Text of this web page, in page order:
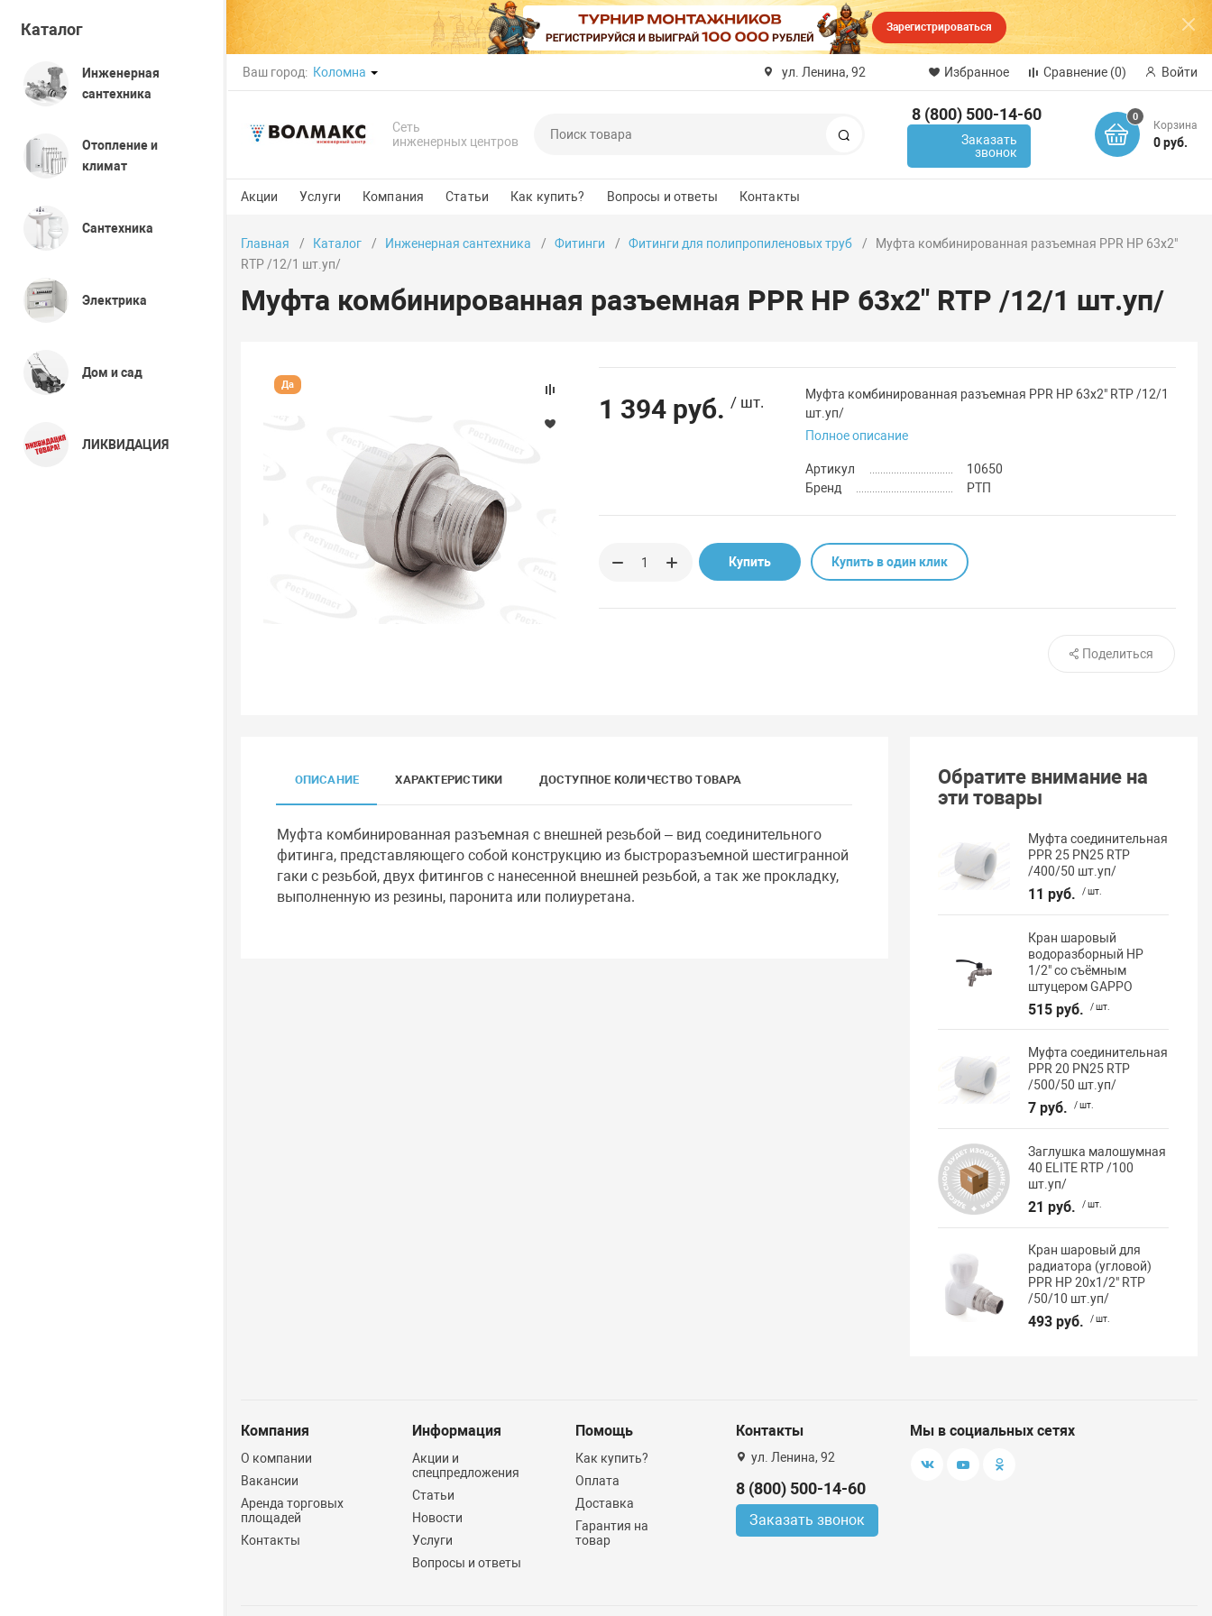
Зарегистрироваться
Ваш город: Коломна ул. Ленина, 92 Избранное Сравнение (0) Войти
Сеть
инженерных центров
8 (800) 500-14-60
Заказать
звонок
0
Корзина
0 руб.
Акции Услуги Компания Статьи Как купить? Вопросы и ответы Контакты
Каталог
Инженерная
сантехника
Отопление и
климат
Сантехника
Электрика
Дом и сад
ЛИКВИДАЦИЯ
Главная Каталог Инженерная сантехника Фитинги Фитинги для полипропиленовых труб
Муфта комбинированная разъемная PPR НР 63х2"
RTP /12/1 шт.уп/
Муфта комбинированная разъемная PPR НР 63х2" RTP /12/1 шт.уп/
Да
1 394 руб. / шт.
Муфта комбинированная разъемная PPR НР 63х2" RTP /12/1
шт.уп/
Полное описание
Артикул
10650
Бренд
РТП
Купить Купить в один клик
Поделиться
ОПИСАНИЕ ХАРАКТЕРИСТИКИ ДОСТУПНОЕ КОЛИЧЕСТВО ТОВАРА
Муфта комбинированная разъемная с внешней резьбой – вид соединительного
фитинга, представляющего собой конструкцию из быстроразъемной шестигранной
гаки с резьбой, двух фитингов с нанесенной внешней резьбой, а так же прокладку,
выполненную из резины, паронита или полиуретана.
Обратите внимание на
эти товары
Муфта соединительная
PPR 25 PN25 RTP
/400/50 шт.уп/
11 руб. / шт.
Кран шаровый
водоразборный НР
1/2" со съёмным
штуцером GAPPO
515 руб. / шт.
Муфта соединительная
PPR 20 PN25 RTP
/500/50 шт.уп/
7 руб. / шт.
Заглушка малошумная
40 ELITE RTP /100
шт.уп/
21 руб. / шт.
Кран шаровый для
радиатора (угловой)
PPR НР 20х1/2" RTP
/50/10 шт.уп/
493 руб. / шт.
Компания
О компании
Вакансии
Аренда торговых
площадей
Контакты
Информация
Акции и
спецпредложения
Статьи
Новости
Услуги
Вопросы и ответы
Помощь
Как купить?
Оплата
Доставка
Гарантия на
товар
Контакты
ул. Ленина, 92
8 (800) 500-14-60
Заказать звонок
Мы в социальных сетях